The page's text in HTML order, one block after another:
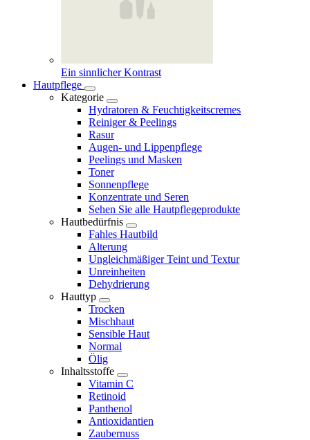
Ein sinnlicher Kontrast
Hautpflege
Kategorie
Hydratoren & Feuchtigkeitscremes
Reiniger & Peelings
Rasur
Augen- und Lippenpflege
Peelings und Masken
Toner
Sonnenpflege
Konzentrate und Seren
Sehen Sie alle Hautpflegeprodukte
Hautbedürfnis
Fahles Hautbild
Alterung
Ungleichmäßiger Teint und Textur
Unreinheiten
Dehydrierung
Hauttyp
Trocken
Mischhaut
Sensible Haut
Normal
Ölig
Inhaltsstoffe
Vitamin C
Retinoid
Panthenol
Antioxidantien
Zaubernuss